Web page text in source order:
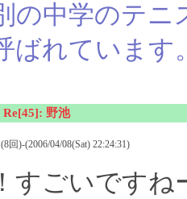
の中学のテニ
ばれています
Re[45]: 野池
回)-(2006/04/08(Sat) 22:24:31)
すごいですね